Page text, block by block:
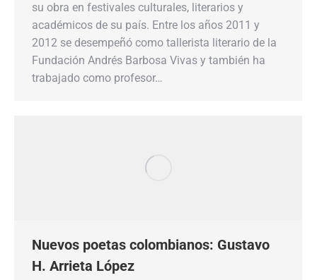
su obra en festivales culturales, literarios y
académicos de su país. Entre los años 2011 y
2012 se desempeñó como tallerista literario de la
Fundación Andrés Barbosa Vivas y también ha
trabajado como profesor…
Nuevos poetas colombianos: Gustavo
H. Arrieta López